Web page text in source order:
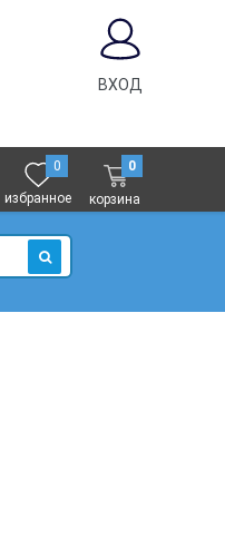
ВХОД
0
избранное
0
корзина
ИСКАТЬ